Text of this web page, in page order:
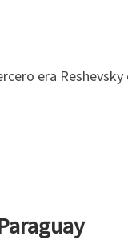
era Reshevsky